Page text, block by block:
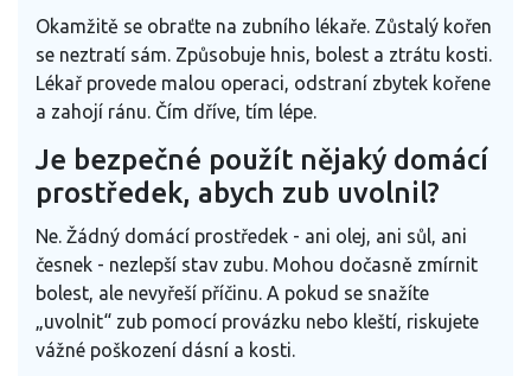
Okamžitě se obraťte na zubního lékaře. Zůstalý kořen
se neztratí sám. Způsobuje hnis, bolest a ztrátu kosti.
Lékař provede malou operaci, odstraní zbytek kořene
a zahojí ránu. Čím dříve, tím lépe.
Je bezpečné použít nějaký domácí
prostředek, abych zub uvolnil?
Ne. Žádný domácí prostředek - ani olej, ani sůl, ani
česnek - nezlepší stav zubu. Mohou dočasně zmírnit
bolest, ale nevyřeší příčinu. A pokud se snažíte
„uvolnit“ zub pomocí provázku nebo kleští, riskujete
vážné poškození dásní a kosti.